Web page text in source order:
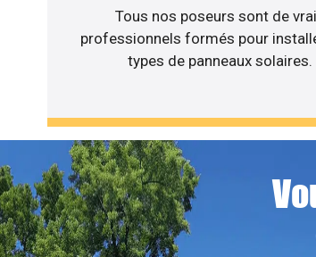
Tous nos poseurs sont de
professionnels formés pour
types de panneaux solaires.